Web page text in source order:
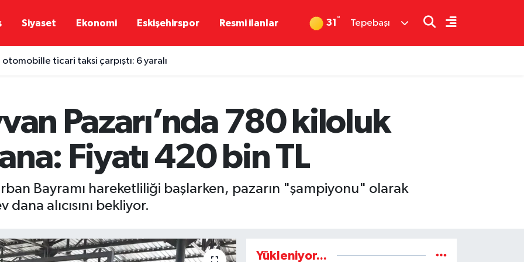
Siyaset Ekonomi Eskişehirspor Resmi ilanlar 31 ° Tepebaşı
ticari taksi çarpıştı: 6 yaralı
Pazarı’nda 780 kiloluk
Fiyatı 420 bin TL
Bayramı hareketliliği başlarken, pazarın "şampiyonu" olarak
alıcısını bekliyor.
Yükleniyor...